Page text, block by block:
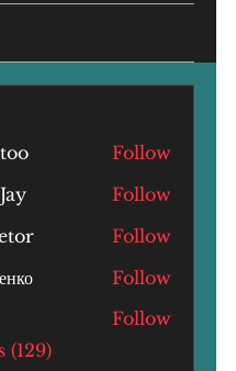
Follow
Follow
Follow
Follow
Follow
(129)